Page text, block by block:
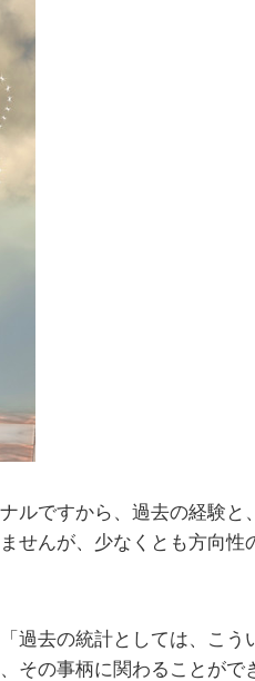
ルですから、過去の経験と
せんが、少なくとも方向性
過去の統計としては、こう
その事柄に関わることがで